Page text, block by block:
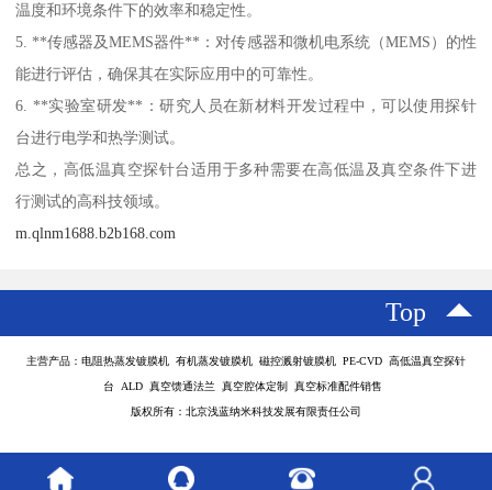
温度和环境条件下的效率和稳定性。
5. **传感器及MEMS器件**：对传感器和微机电系统（MEMS）的性
能进行评估，确保其在实际应用中的可靠性。
6. **实验室研发**：研究人员在新材料开发过程中，可以使用探针
台进行电学和热学测试。
总之，高低温真空探针台适用于多种需要在高低温及真空条件下进
行测试的高科技领域。
m.qlnm1688.b2b168.com
Top
主营产品：电阻热蒸发镀膜机 有机蒸发镀膜机 磁控溅射镀膜机 PE-CVD 高低温真空探针
台 ALD 真空馈通法兰 真空腔体定制 真空标准配件销售
版权所有：北京浅蓝纳米科技发展有限责任公司